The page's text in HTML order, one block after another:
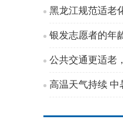
黑龙江规范适老
银发志愿者的年
公共交通更适老
高温天气持续 中